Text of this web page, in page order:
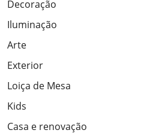
Decoração
Iluminação
Arte
Exterior
Loiça de Mesa
Kids
Casa e renovação